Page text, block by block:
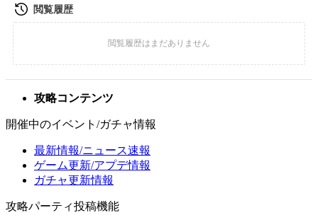
攻略コンテンツ
開催中のイベント/ガチャ情報
最新情報/ニュース速報
ゲーム更新/アプデ情報
ガチャ更新情報
攻略パーティ投稿機能